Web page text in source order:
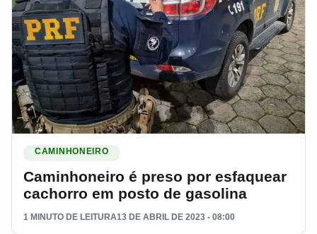
CAMINHONEIRO
Caminhoneiro é preso por esfaquear
cachorro em posto de gasolina
1 MINUTO DE LEITURA13 DE ABRIL DE 2023 - 08:00